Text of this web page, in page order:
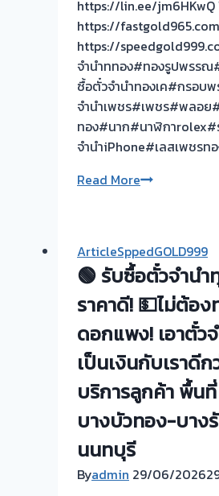
ซื้อ
ตั๋ว
จำนำ
ทอง-
บาง
กระ
สอ
https://lin.ee/jm6HKwQ
https://
https://
จำนำททอง#ทองรูปพรรณ
ซื้อตั๋วจำนำทองเค#กรอบ
จำนำเพชร#เพชร#พลอย
ทอง#นาก#นาฬิกา
จำนำiPhone#เลสเพชรท
Read Moreรับ
ทอง
ลาดหลุมแก้ว
ปทุมธานี
ArticleSppedGOLD999
🟢 รับซื้อตั๋วจำนำ
ราคาดี! 💵ไม่ต้อ
ดอกแพง! เอาตั๋ว
เป็นเงินกับเราดีก
บริการลูกค้า พื้นที่
บางบัวทอง-บา
นนทบุรี
Byadmin 29/06/2026